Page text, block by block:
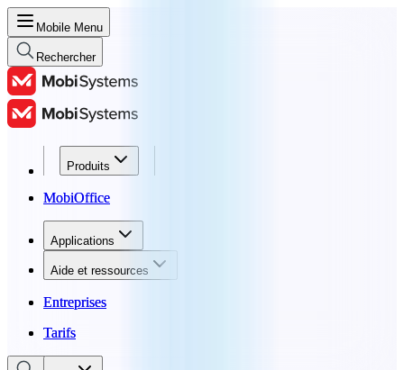
Mobile Menu
Rechercher
Produits
MobiOffice
Applications
Aide et ressources
Entreprises
Tarifs
Produits
MobiOffice
Applications
Aide et ressources
Entreprises
Tarifs